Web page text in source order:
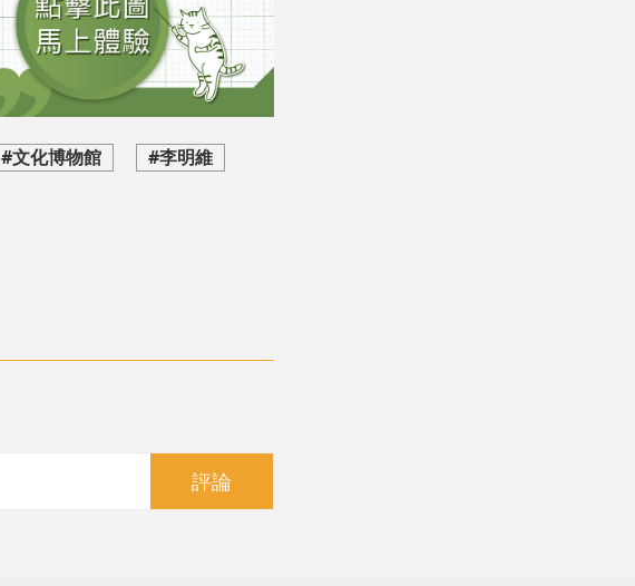
#文化博物館
#李明維
評論